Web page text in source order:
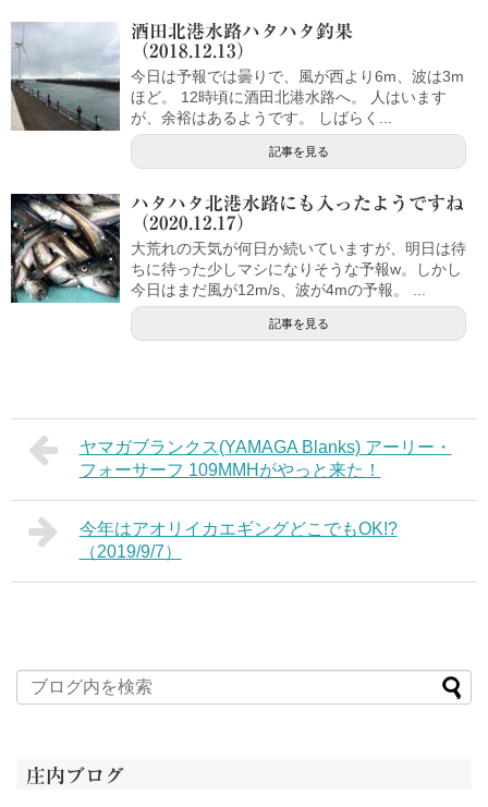
酒田北港水路ハタハタ釣果
（2018.12.13）
今日は予報では曇りで、風が西より6m、波は3m
ほど。 12時頃に酒田北港水路へ。 人はいます
が、余裕はあるようです。 しばらく...
記事を見る
ハタハタ北港水路にも入ったようですね
（2020.12.17）
大荒れの天気が何日か続いていますが、明日は待
ちに待った少しマシになりそうな予報w。しかし
今日はまだ風が12m/s、波が4mの予報。 ...
記事を見る
ヤマガブランクス(YAMAGA Blanks) アーリー・
フォーサーフ 109MMHがやっと来た！
今年はアオリイカエギングどこでもOK!?
（2019/9/7）
庄内ブログ